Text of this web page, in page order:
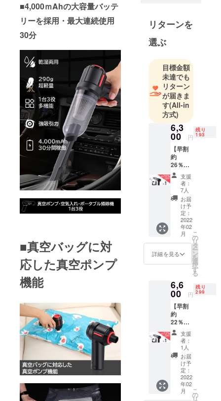
■4,000ｍAhの大容量バッテ
リーを採用・最大連続使用
30分
■真空バッグに対
応した真空ポンプ
機能
し、プロト
タイプを作
ります。そ
化にできる
ため、クラ
ウドファン
ディングで
資金調達を
行います。
「やるなら
一番いい商
品を提供す
る」という
のが弊社の
モットーで
す。今後と
もよろしく
おねがいい
たします。
リターンを
選ぶ
目標金額
未達でも
リターン
が届きま
す(All-in
方式)
6,3
00 円
残り
193
【早割
約
26％OF
Fプラ
ン】 多
機能ク
リー
ナー
「VACL
」×1 ＜
リター
ン内容
＞ ■多
機能ク
リー
ナー
」×1 ■
日本語
取扱説
明書×1
■USB充
電ケー
ブル×1
■ノズル
フル
セット
ーーー
ーーー
ーーー
※税込 ※
支援
者：
7人
お届
け予
定：
2022
年02
月
詳細を見る
こ
の
リ
タ
ー
ン
を
選
択
す
る
6,6
00 円
残り
299
【早割
約
22％OF
Fプラ
ン】 多
機能ク
リー
ナー
「VACL
」×1 ＜
リター
ン内容
支援
者：
1人
お届
け予
定：
2022
年02
月
こ
の
リ